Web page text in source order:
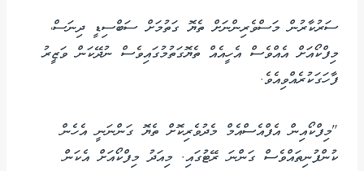
ސަރުކާރުން މަސްވެރިންނަށް ތެޔޮ ގަތުމަށް ސަބްސިޑީ ދިނަސް،
މިފްކޯއަށް އެއްވެސް އެހީއެއް ތެޔޮގަތުމުގައިވެސް ނުދޭކަން ވަޒީރު
ފާހަގަކުރެއްވިއެވެ.
"މިފްކޯއިން އެފްއެސްއެމް މެދުވެރިކޮށް ތެޔޮ ގަންނަނީ އެހެން
ކުންފުނިތައްވެސް ގަންނަ ރޭޓުގައި. މިއަދު މިފްކޯއަށް އެކަން